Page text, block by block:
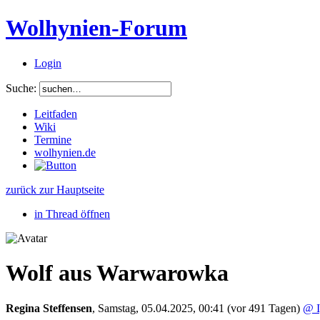
Wolhynien-Forum
Login
Suche:
Leitfaden
Wiki
Termine
wolhynien.de
zurück zur Hauptseite
in Thread öffnen
Wolf aus Warwarowka
Regina Steffensen, Samstag, 05.04.2025, 00:41 (vor 491 Tagen) @